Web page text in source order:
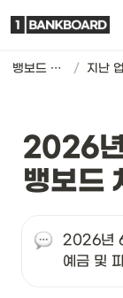
뱅보드 차트 /
2026
뱅보드
2026년
예금 및